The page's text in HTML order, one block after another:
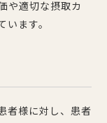
や適切な摂取カ
ます。
者様に対し、患者